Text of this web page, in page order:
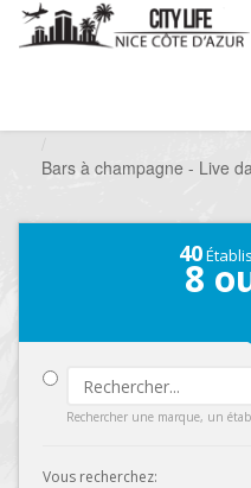
Bars à champagne - Live
40
8
Rechercher une marque, un
Vous recherchez: